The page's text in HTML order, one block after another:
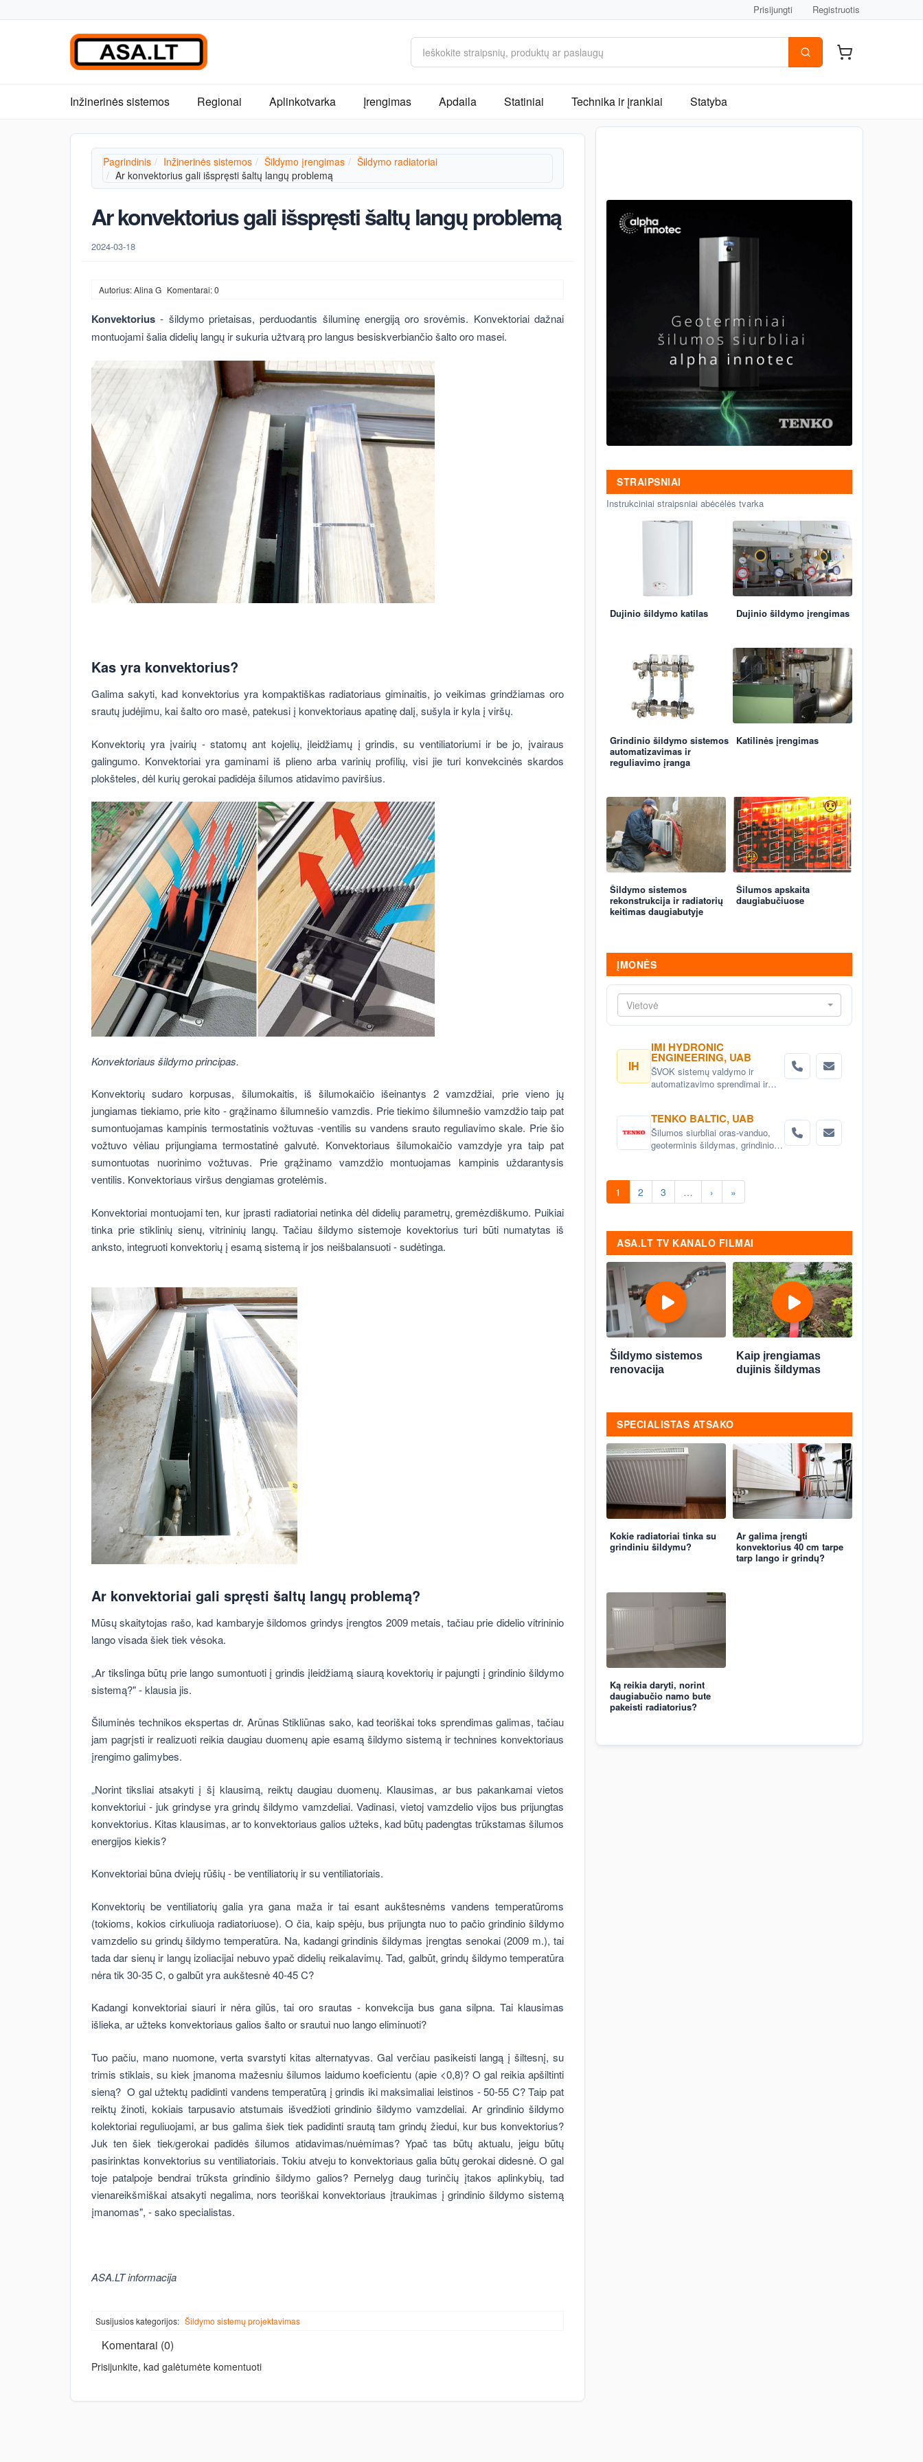
Prisijungti Registruotis
Inžinerinės sistemos Regionai Aplinkotvarka Įrengimas Apdaila Statiniai Technika ir įrankiai Statyba
Pagrindinis Inžinerinės sistemos Šildymo įrengimas
Šildymo radiatoriai
Ar konvektorius gali išspręsti šaltų langų problemą
Ar konvektorius gali išspręsti šaltų langų problemą
2024-03-18
Autorius: Alina G Komentarai: 0
Konvektorius - šildymo prietaisas, perduodantis šiluminę energiją oro srovėmis. Konvektoriai dažnai
montuojami šalia didelių langų ir sukuria užtvarą pro langus besiskverbiančio šalto oro masei.
Kas yra konvektorius?
Galima sakyti, kad konvektorius yra kompaktiškas radiatoriaus giminaitis, jo veikimas grindžiamas oro
srautų judėjimu, kai šalto oro masė, patekusi į konvektoriaus apatinę dalį, sušyla ir kyla į viršų.
Konvektorių yra įvairių - statomų ant kojelių, įleidžiamų į grindis, su ventiliatoriumi ir be jo, įvairaus
galingumo. Konvektoriai yra gaminami iš plieno arba varinių profilių, visi jie turi konvekcinės skardos
plokšteles, dėl kurių gerokai padidėja šilumos atidavimo paviršius.
Konvektoriaus šildymo principas.
Konvektorių sudaro korpusas, šilumokaitis, iš šilumokaičio išeinantys 2 vamzdžiai, prie vieno jų
jungiamas tiekiamo, prie kito - grąžinamo šilumnešio vamzdis. Prie tiekimo šilumnešio vamzdžio taip pat
sumontuojamas kampinis termostatinis vožtuvas -ventilis su vandens srauto reguliavimo skale. Prie šio
vožtuvo vėliau prijungiama termostatinė galvutė. Konvektoriaus šilumokaičio vamzdyje yra taip pat
sumontuotas nuorinimo vožtuvas. Prie grąžinamo vamzdžio montuojamas kampinis uždarantysis
ventilis. Konvektoriaus viršus dengiamas grotelėmis.
Konvektoriai montuojami ten, kur įprasti radiatoriai netinka dėl didelių parametrų, gremėzdiškumo. Puikiai
tinka prie stiklinių sienų, vitrininių langų. Tačiau šildymo sistemoje kovektorius turi būti numatytas iš
anksto, integruoti konvektorių į esamą sistemą ir jos neišbalansuoti - sudėtinga.
Ar konvektoriai gali spręsti šaltų langų problemą?
Mūsų skaitytojas rašo, kad kambaryje šildomos grindys įrengtos 2009 metais, tačiau prie didelio vitrininio
lango visada šiek tiek vėsoka.
„Ar tikslinga būtų prie lango sumontuoti į grindis įleidžiamą siaurą kovektorių ir pajungti į grindinio šildymo
sistemą?" - klausia jis.
Šiluminės technikos ekspertas dr. Arūnas Stikliūnas sako, kad teoriškai toks sprendimas galimas, tačiau
jam pagrįsti ir realizuoti reikia daugiau duomenų apie esamą šildymo sistemą ir technines konvektoriaus
įrengimo galimybes.
„Norint tiksliai atsakyti į šį klausimą, reiktų daugiau duomenų. Klausimas, ar bus pakankamai vietos
konvektoriui - juk grindyse yra grindų šildymo vamzdeliai. Vadinasi, vietoj vamzdelio vijos bus prijungtas
konvektorius. Kitas klausimas, ar to konvektoriaus galios užteks, kad būtų padengtas trūkstamas šilumos
energijos kiekis?
Konvektoriai būna dviejų rūšių - be ventiliatorių ir su ventiliatoriais.
Konvektorių be ventiliatorių galia yra gana maža ir tai esant aukštesnėms vandens temperatūroms
(tokioms, kokios cirkuliuoja radiatoriuose). O čia, kaip spėju, bus prijungta nuo to pačio grindinio šildymo
vamzdelio su grindų šildymo temperatūra. Na, kadangi grindinis šildymas įrengtas senokai (2009 m.), tai
tada dar sienų ir langų izoliacijai nebuvo ypač didelių reikalavimų. Tad, galbūt, grindų šildymo temperatūra
nėra tik 30-35 C, o galbūt yra aukštesnė 40-45 C?
Kadangi konvektoriai siauri ir nėra gilūs, tai oro srautas - konvekcija bus gana silpna. Tai klausimas
išlieka, ar užteks konvektoriaus galios šalto or srautui nuo lango eliminuoti?
Tuo pačiu, mano nuomone, verta svarstyti kitas alternatyvas. Gal verčiau pasikeisti langą į šiltesnį, su
trimis stiklais, su kiek įmanoma mažesniu šilumos laidumo koeficientu (apie <0,8)? O gal reikia apšiltinti
sieną? O gal užtektų padidinti vandens temperatūrą į grindis iki maksimaliai leistinos - 50-55 C? Taip pat
reiktų žinoti, kokiais tarpusavio atstumais išvedžioti grindinio šildymo vamzdeliai. Ar grindinio šildymo
kolektoriai reguliuojami, ar bus galima šiek tiek padidinti srautą tam grindų žiedui, kur bus konvektorius?
Juk ten šiek tiek/gerokai padidės šilumos atidavimas/nuėmimas? Ypač tas būtų aktualu, jeigu būtų
pasirinktas konvektorius su ventiliatoriais. Tokiu atveju to konvektoriaus galia būtų gerokai didesnė. O gal
toje patalpoje bendrai trūksta grindinio šildymo galios? Pernelyg daug turinčių įtakos aplinkybių, tad
vienareikšmiškai atsakyti negalima, nors teoriškai konvektoriaus įtraukimas į grindinio šildymo sistemą
įmanomas", - sako specialistas.
ASA.LT informacija
Susijusios kategorijos: Šildymo sistemų projektavimas
Komentarai (0)
Prisijunkite, kad galėtumėte komentuoti
STRAIPSNIAI
Instrukciniai straipsniai abėcėlės tvarka
Dujinio šildymo katilas Dujinio šildymo įrengimas
Grindinio šildymo sistemos
automatizavimas ir
reguliavimo įranga
Katilinės įrengimas
Šildymo sistemos
rekonstrukcija ir radiatorių
keitimas daugiabutyje
Šilumos apskaita
daugiabučiuose
ĮMONĖS
Vietovė
IH
IMI HYDRONIC
ENGINEERING, UAB
ŠVOK sistemų valdymo ir
automatizavimo sprendimai ir
oro kondicionavimo sistemų
automatizavimas.
TENKO BALTIC, UAB
Šilumos siurbliai oras-vanduo,
geoterminis šildymas, grindinio ir
rekuperatoriai ir vėdinimo
sistemos.
1 2 3 … › »
ASA.LT TV KANALO FILMAI
Šildymo sistemos
renovacija
Kaip įrengiamas
dujinis šildymas
SPECIALISTAS ATSAKO
Kokie radiatoriai tinka su
grindiniu šildymu?
Ar galima įrengti
konvektorius 40 cm tarpe
tarp lango ir grindų?
Ką reikia daryti, norint
daugiabučio namo bute
pakeisti radiatorius?